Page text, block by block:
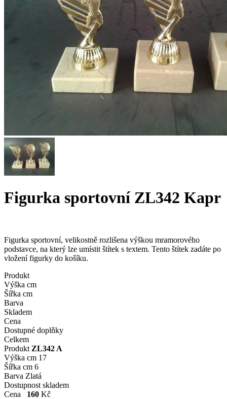
Figurka sportovní ZL342 Kapr
Figurka sportovní, velikostně rozlišena výškou mramorového
podstavce, na který lze umístit štítek s textem. Tento štítek zadáte po
vložení figurky do košíku.
Produkt
Výška cm
Šířka cm
Barva
Skladem
Cena
Dostupné doplňky
Celkem
Produkt ZL342 A
Výška cm 17
Šířka cm 6
Barva Zlatá
Dostupnost skladem
Cena
160 Kč